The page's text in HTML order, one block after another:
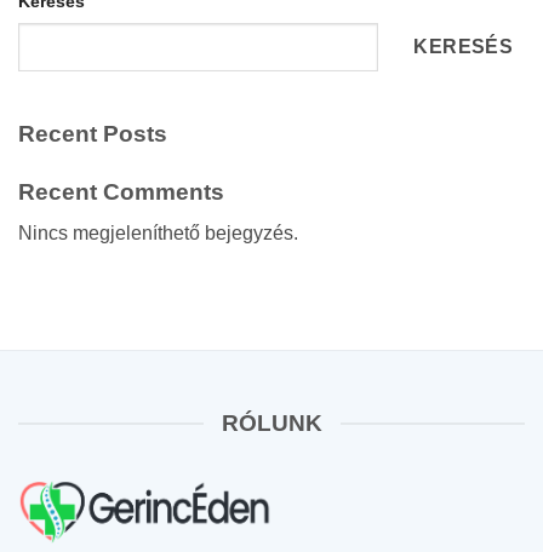
KERESÉS
Recent Posts
Recent Comments
Nincs megjeleníthető bejegyzés.
RÓLUNK